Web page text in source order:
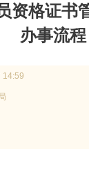
资格证书
办事流程
14:59